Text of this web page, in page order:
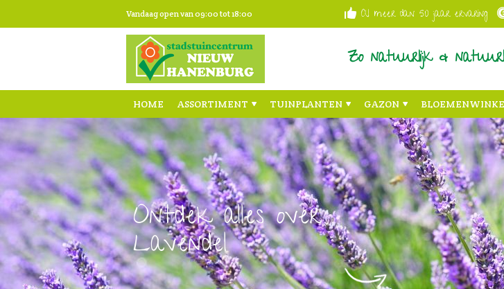
content
Vandaag open van09:00tot18:00 Al meer dan 50 jaar ervaring
Zo natuurlijk &
HOME ASSORTIMENT TUINPLANTEN GAZON
Ontdek alles over
Lavendel